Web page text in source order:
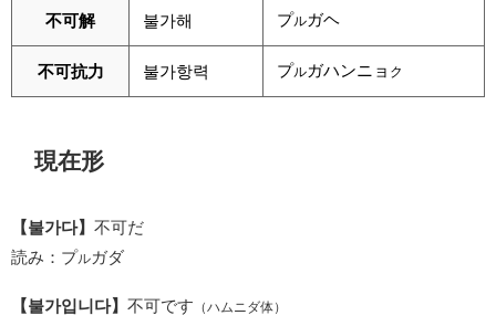
不可解 불가해 プルガヘ
不可抗力 불가항력 プルガハンニョ ク
現在形
【불가다】 不可だ
読み：プルガダ
【불가입니다】 不可です （ハムニダ体）